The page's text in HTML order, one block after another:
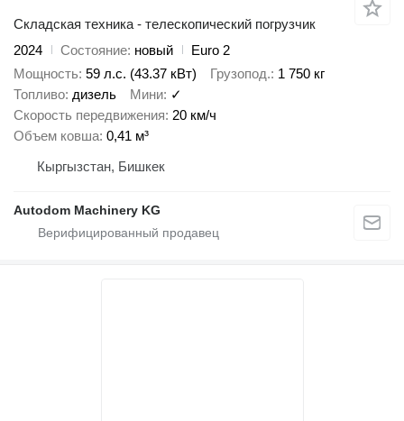
Складская техника - телескопический погрузчик
2024
Состояние новый
Euro 2
Мощность 59 л.с. (43.37 кВт) Грузопод. 1 750 кг
Топливо дизель Мини ✓
Скорость передвижения 20 км/ч
Объем ковша 0,41 м³
Кыргызстан, Бишкек
Autodom Machinery KG